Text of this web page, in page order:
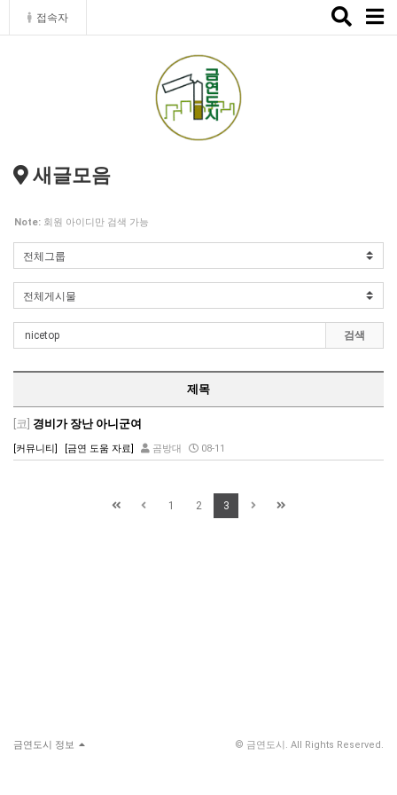
접속자
Toggle
새글모음
Note: 회원 아이디만 검색 가능
검색
제목
[코] 경비가 장난 아니군여
[커뮤니티] [금연 도움 자료] 곰방대 08-11
1 2 3
금연도시 정보 © 금연도시. All Rights Reserved.